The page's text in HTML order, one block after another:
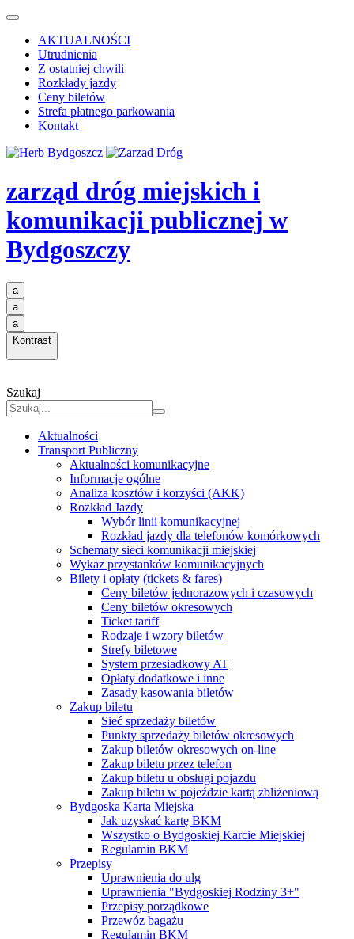
AKTUALNOŚCI
Utrudnienia
Z ostatniej chwili
Rozkłady jazdy
Ceny biletów
Strefa płatnego parkowania
Kontakt
zarząd dróg miejskich i
komunikacji publicznej w
Bydgoszczy
a
a
a
Kontrast
Szukaj
Aktualności
Transport Publiczny
Aktualności komunikacyjne
Informacje ogólne
Analiza kosztów i korzyści (AKK)
Rozkład Jazdy
Wybór linii komunikacyjnej
Rozkład jazdy dla telefonów komórkowych
Schematy sieci komunikacji miejskiej
Wykaz przystanków komunikacyjnych
Bilety i opłaty (tickets & fares)
Ceny biletów jednorazowych i czasowych
Ceny biletów okresowych
Ticket tariff
Rodzaje i wzory biletów
Strefy biletowe
System przesiadkowy AT
Opłaty dodatkowe i inne
Zasady kasowania biletów
Zakup biletu
Sieć sprzedaży biletów
Punkty sprzedaży biletów okresowych
Zakup biletów okresowych on-line
Zakup biletu przez telefon
Zakup biletu u obsługi pojazdu
Zakup biletu w pojeździe kartą zbliżeniową
Bydgoska Karta Miejska
Jak uzyskać kartę BKM
Wszystko o Bydgoskiej Karcie Miejskiej
Regulamin BKM
Przepisy
Uprawnienia do ulg
Uprawnienia "Bydgoskiej Rodziny 3+"
Przepisy porządkowe
Przewóz bagażu
Regulamin BKM